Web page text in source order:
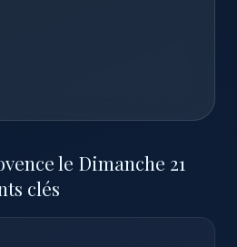
le Dimanche 21
clés